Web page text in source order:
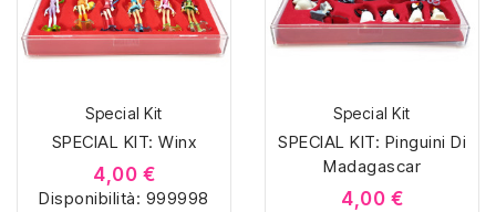
pratiche per organizzare
e mostrare la tua
collezione di sorpresine.
pratiche per organizzare
e mostrare la tua
Special Kit
SPECIAL KIT: Winx
4,00 €
Disponibilità: 999998
Special Kit
SPECIAL KIT: Pinguini Di
Madagascar
4,00 €